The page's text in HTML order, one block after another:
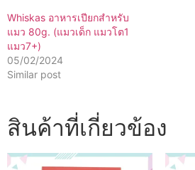
Whiskas อาหารเปียกสำหรับ
แมว 80g. (แมวเด็ก แมวโต1
แมว7+)
05/02/2024
Similar post
สินค้าที่เกี่ยวข้อง